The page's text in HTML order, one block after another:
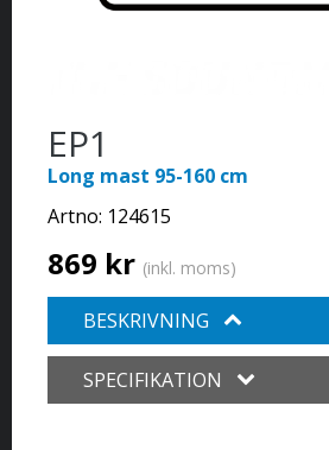
EP1
Long mast 95-160 cm
Artno: 124615
869 kr (inkl. moms)
BESKRIVNING
SPECIFIKATION